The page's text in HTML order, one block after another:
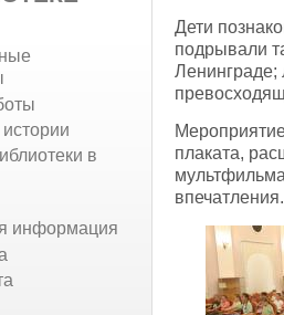
в
информация
Дети
подрывали
Ленинграде;
плаката,
впечатления.